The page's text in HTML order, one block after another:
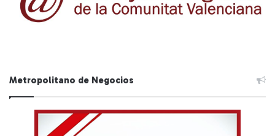
Metropolitano de Negocios